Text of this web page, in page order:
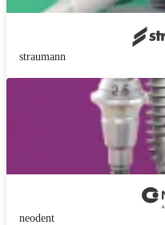
straumann
neodent